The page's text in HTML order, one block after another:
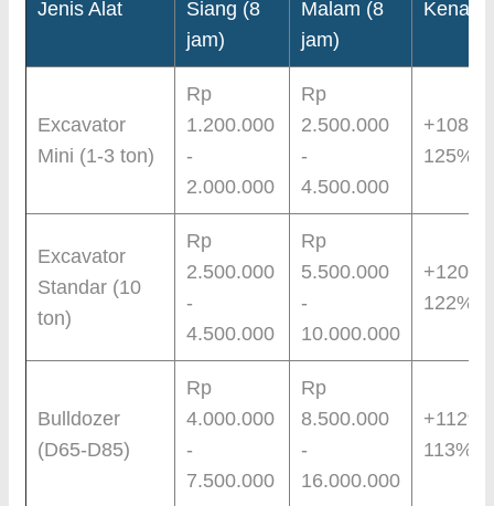
Jenis Alat
Siang (8
jam)
Malam (8
jam)
Excavator
Mini (1-3 ton)
Rp
1.200.000
-
2.000.000
Rp
2.500.000
-
4.500.000
+108%
125%
Excavator
Standar (10
ton)
Rp
2.500.000
-
4.500.000
Rp
5.500.000
-
10.000.000
+120%
122%
Bulldozer
(D65-D85)
Rp
4.000.000
-
7.500.000
Rp
8.500.000
-
16.000.000
+112%
113%